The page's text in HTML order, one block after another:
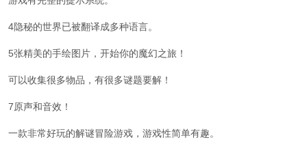
4隐秘的世界已被翻译成多种语言。
5张精美的手绘图片，开始你的魔幻之旅！
可以收集很多物品，有很多谜题要解！
7原声和音效！
一款非常好玩的解谜冒险游戏，游戏性简单有趣。